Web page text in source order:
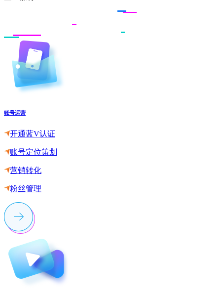
账号运营
开通蓝V认证
账号定位策划
营销转化
粉丝管理